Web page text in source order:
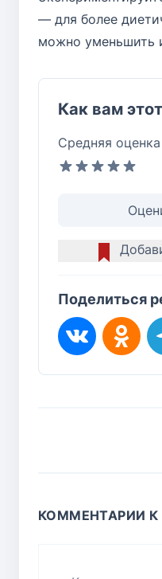
— для более
можно уменьшить
Как вам
Средняя
Поделиться
КОММЕНТАРИИ К